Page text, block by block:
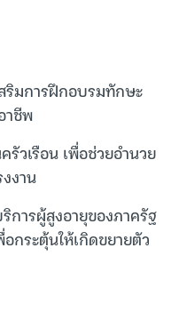
ริมการฝึกอบรมทักษะ
าชีพ
รัวเรือน เพื่อช่วยอำนวย
งาน
ารผู้สูงอายุของภาครัฐ
กระตุ้นให้เกิดขยายตัว